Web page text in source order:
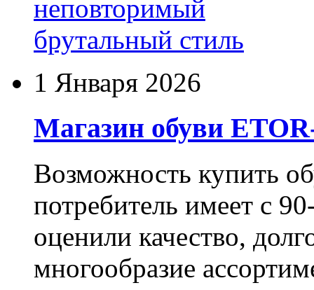
1 Января 2026
Магазин обуви
Возможность купить
потребитель имеет с
оценили качество,
многообразие